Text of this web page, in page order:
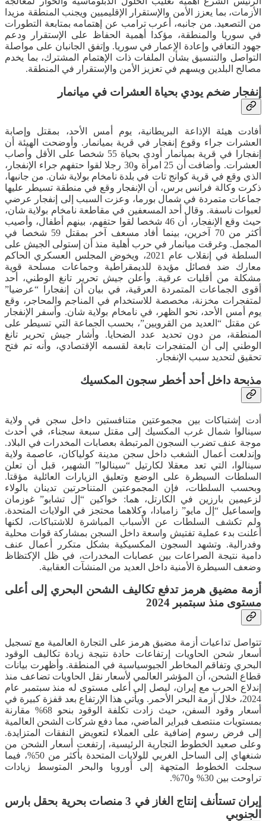
الأزمات، بما يعزز الأمن والإستقرار الإقليميين ويجنب ‏المنطقة مزيدا
من التصعيد. من جانبه، أعرب ترامب عن إهتمامه بمتابعة التطورات
في سوريا ‏والمنطقة، مؤكدا أهمية الحفاظ على الإستقرار ودعم
جهود التعافي وإعادة ‏الإعمار في سوريا. وإتفق الجانبان على مواصلة
التواصل والتنسيق بشأن ‏الملفات ذات الإهتمام المشترك، بما يخدم
مصالح البلدين ويسهم في تعزيز ‏الأمن والإستقرار في المنطقة.
إنفجار ضخم يودي بحياة العشرات في ميانمار
أفادت هيئة الإذاعة البريطانية، يوم أمس الأحد، بمقتل وإصابة
العشرات جراء وقوع إنفجار في قرية بميانمار. وأوضحت الهيئة أن
إنفجارا في قرية بميانمار أودى بحياة 55 شخصا على الأقل وأصاب
العشرات. وأضافت أن 25 امرأة و30 رجلا لقوا حتفهم جراء الإنفجار،
الذي وقع في قرية كوانج تات في بلدة نامخام بولاية شان. من جانبها،
ذكرت وكالة فرانس برس، أن الإنفجار وقع في منطقة تسيطر عليها
جماعات متمردة في شمال بورما، وعزت السبب إلى إنفجار عرضي
لعبوات ناسفة. وقال أحد المسعفين في مقاطعة نامخام بولاية شان،
حيث وقع الإنفجار، أن 46 شخصا لقوا حتفهم، بينهم أطفال، وأصيب
أكثر من 70 آخرين، بينما أفاد مسعف آخر بمقتل 59 شخصا في
المجمل. وغرقت ميانمار في حرب أهلية منذ أن إستولى الجيش على
السلطة في إنقلاب عام 2021، ويخوض المجلس العسكري الحاكم
معارك ضد فصائل مؤيدة للديمقراطية وجماعات مسلحة قوية
مشكلة من أقليات عرقية. وأعلن جيش تحرير تانغ الوطني، أحد
أقوى الجماعات المتمردة العرقية، في بيان أن إنفجارا “عرضيا”
لمتفجرات مخزنة، مخصصة للاستخدام في المناجم والمحاجر، وقع
يوم أمس الأحد، نحو الظهر، في نامخام بولاية شان. وأسفر الإنفجار
عن مقتل “العديد من القرويين”، بحسب الجماعة التي تسيطر على
المنطقة، من دون تحديد عدد الضحايا. وأشار جيش تحرير تانغ
الوطني إلى أن المتفجرات تابعة لقسمه الإقتصادي، وأنه تم فتح
تحقيق لتحديد سبب الإنفجار.
مذبحة داخل أحد أخطر سجون المكسيك
أدت إشتباكات بين مجموعتين متنافستين داخل سجن في ولاية
سينالوا شمال غرب المكسيك إلى مقتل سبعة سجناء، في أحدث
موجة عنف تضرب السجون المرتبطة بعصابات المخدرات في البلاد.
وإندلعت أعمال الشغب داخل سجن مدينة كولياكان، عاصمة ولاية
سينالوا، التي تعد معقلا لكارتيل “سينالوا” الشهير، قبل أن تعلن
السلطات السيطرة على الوضع وتعليق الزيارات العائلية مؤقتا.
وبحسب السلطات، فإن المجموعتين المتناحرتين تدينان بالولاء
لزعيمين بارزين في الكارتل، هما: خواكين “إل تشابو” غوزمان
وإسماعيل “إل مايو” زامبادا، وكلاهما محتجز في الولايات المتحدة.
ولم تكشف السلطات عن الأسباب المباشرة للاشتباكات، لكنها
أعلنت بدء عملية تفتيش واسعة داخل السجن بمشاركة قوات محلية
وفدرالية. وتشهد السجون المكسيكية بشكل متكرر أعمال عنف
دامية نتيجة الصراعات بين عصابات المخدرات، في ظل الإكتظاظ
وضعف السيطرة الأمنية داخل العديد من المنشآت العقابية.
أزمة مضيق هرمز تدفع تكاليف الشحن البحري إلى أعلى
مستوى منذ سبتمبر 2024
تتواصل تداعيات أزمة مضيق هرمز على التجارة العالمية مع تسجيل
أسعار شحن الحاويات إرتفاعات حادة نتيجة زيادة تكاليف الوقود
البحري وتفاقم المخاطر الجيوسياسية في المنطقة. وأظهرت بيانات
قطاع الشحن، أن المؤشر العالمي لأسعار نقل الحاويات تضاعف منذ
إندلاع الحرب مع إيران، ليصل إلى أعلى مستوى له منذ سبتمبر عام
2024، خلال أزمة البحر الأحمر. ويأتي هذا الإرتفاع بعد قفزة كبيرة في
أسعار وقود السفن، حيث زادت تكلفة الوقود بنحو 68% مقارنة
بمستويات منتصف فبراير الماضي، مما دفع شركات الشحن العالمية
إلى فرض رسوم إضافية على العملاء لتعويض النفقات المتزايدة.
وعلى صعيد الخطوط التجارية الرئيسية، إرتفعت أسعار الشحن من
شنغهاي إلى الساحل الغربي للولايات المتحدة بأكثر من 50%، فيما
سجلت الخطوط المتجهة إلى أوروبا والبحر المتوسط زيادات
تراوحت بين 30% و70%.
إيران تستأنف إنتاج الغاز في 3 منصات بحرية بحقل بارس
الجنوبي